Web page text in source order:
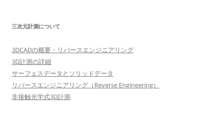
ゲ
シ
ョ
ン
三次元計測について
3DCADの概要・リバースエンジニアリング
3D計測の詳細
サーフェスデータとソリッドデータ
リバースエンジニアリング（Reverse Engineering）
非接触光学式3D計測